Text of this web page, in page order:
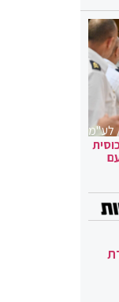
/ לע"מ